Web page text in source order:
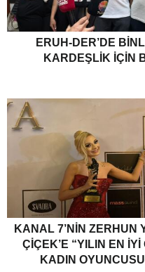
ERUH-DER’DE
KARDEŞLIK İÇIN
KANAL 7’NİN ZERHUN
ÇİÇEK’E “YILIN EN İYİ
KADIN